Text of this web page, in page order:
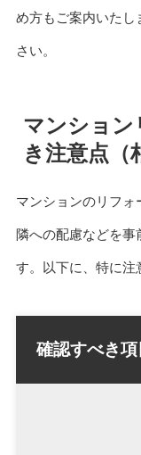
め方もご案内いたし
さい。
マンション
き注意点（
マンションのリフ
隣への配慮などを
す。以下に、特に注
確認すべき項